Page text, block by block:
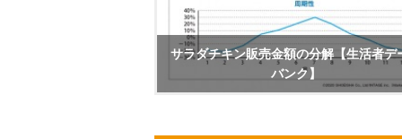
サラダチキン販売金額の分解【生活者デ
バンク】